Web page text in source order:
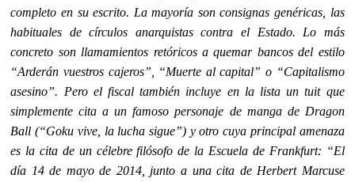
completo en su escrito. La mayoría son consignas genéricas, las
habituales de círculos anarquistas contra el Estado. Lo más
concreto son llamamientos retóricos a quemar bancos del estilo
“Arderán vuestros cajeros”, “Muerte al capital” o “Capitalismo
asesino”. Pero el fiscal también incluye en la lista un tuit que
simplemente cita a un famoso personaje de manga de Dragon
Ball (“Goku vive, la lucha sigue”) y otro cuya principal amenaza
es la cita de un célebre filósofo de la Escuela de Frankfurt: “El
día 14 de mayo de 2014, junto a una cita de Herbert Marcuse